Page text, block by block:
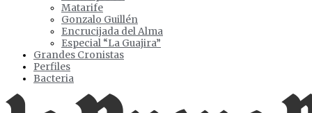
Matarife
Gonzalo Guillén
Encrucijada del Alma
Especial “La Guajira”
Grandes Cronistas
Perfiles
Bacteria